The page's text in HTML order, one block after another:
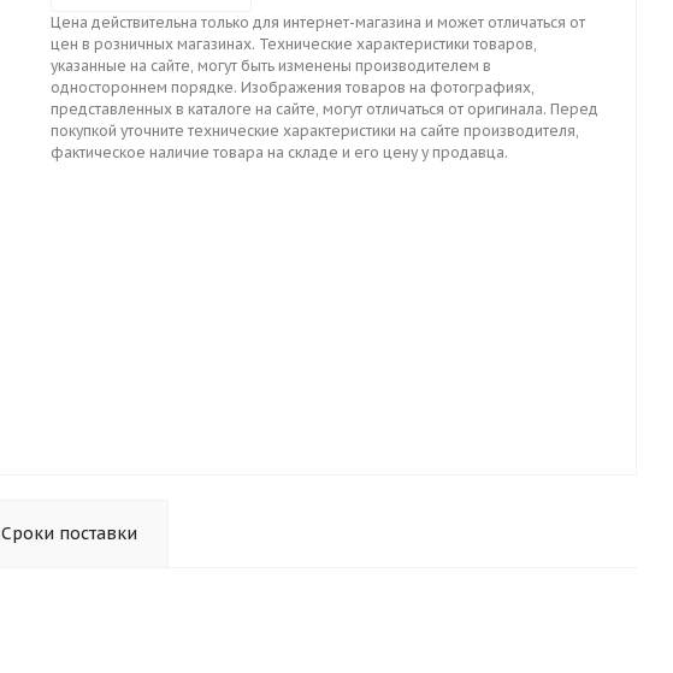
Цена действительна только для интернет-магазина и может отличаться от
цен в розничных магазинах. Технические характеристики товаров,
указанные на сайте, могут быть изменены производителем в
одностороннем порядке. Изображения товаров на фотографиях,
представленных в каталоге на сайте, могут отличаться от оригинала. Перед
покупкой уточните технические характеристики на сайте производителя,
фактическое наличие товара на складе и его цену у продавца.
Сроки поставки